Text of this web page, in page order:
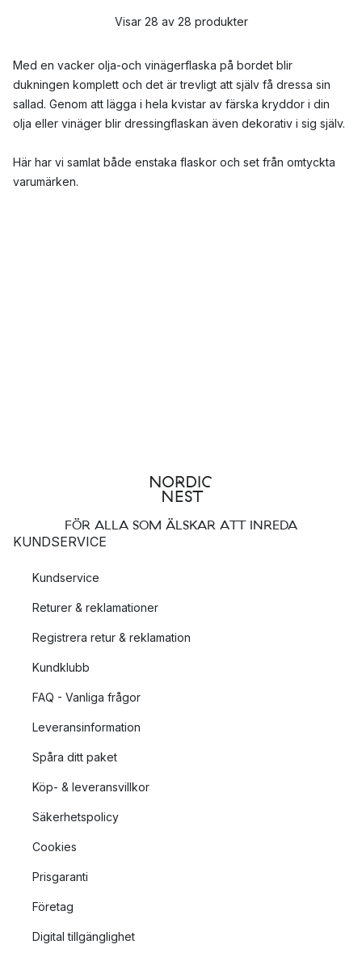
Visar 28 av 28 produkter
Med en vacker olja-och vinägerflaska på bordet blir
dukningen komplett och det är trevligt att själv få dressa sin
sallad. Genom att lägga i hela kvistar av färska kryddor i din
olja eller vinäger blir dressingflaskan även dekorativ i sig själv.
Här har vi samlat både enstaka flaskor och set från omtyckta
varumärken.
FÖR ALLA SOM ÄLSKAR ATT INREDA
KUNDSERVICE
Kundservice
Returer & reklamationer
Registrera retur & reklamation
Kundklubb
FAQ - Vanliga frågor
Leveransinformation
Spåra ditt paket
Köp- & leveransvillkor
Säkerhetspolicy
Cookies
Prisgaranti
Företag
Digital tillgänglighet